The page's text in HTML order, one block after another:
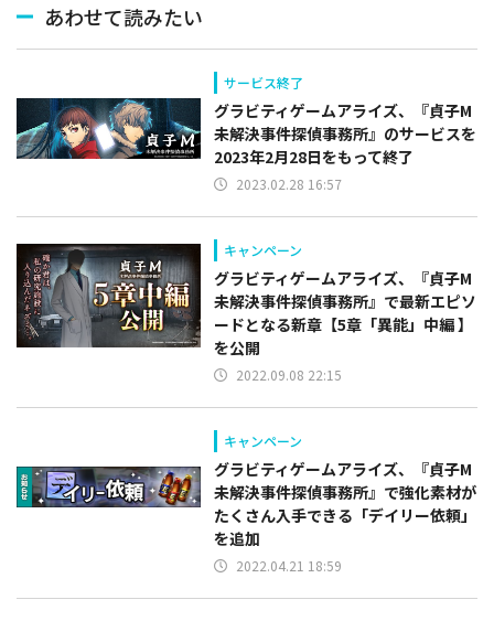
あわせて読みたい
サービス終了
グラビティゲームアライズ、『貞子M
未解決事件探偵事務所』のサービスを
2023年2月28日をもって終了
2023.02.28 16:57
キャンペーン
グラビティゲームアライズ、『貞子M
未解決事件探偵事務所』で最新エピソ
ードとなる新章【5章「異能」中編 】
を公開
2022.09.08 22:15
キャンペーン
グラビティゲームアライズ、『貞子M
未解決事件探偵事務所』で強化素材が
たくさん入手できる「デイリー依頼」
を追加
2022.04.21 18:59